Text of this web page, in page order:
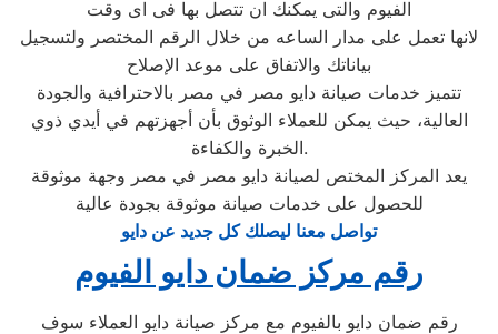
الفيوم والتى يمكنك ان تتصل بها فى اى وقت
لانها تعمل على مدار الساعه من خلال الرقم المختصر ولتسجيل
بياناتك والاتفاق على موعد الإصلاح
تتميز خدمات صيانة دايو مصر في مصر بالاحترافية والجودة
العالية، حيث يمكن للعملاء الوثوق بأن أجهزتهم في أيدي ذوي
الخبرة والكفاءة.
يعد المركز المختص لصيانة دايو مصر في مصر وجهة موثوقة
للحصول على خدمات صيانة موثوقة بجودة عالية
تواصل معنا ليصلك كل جديد عن دايو
رقم مركز ضمان دايو الفيوم
رقم ضمان دايو بالفيوم مع مركز صيانة دايو العملاء سوف